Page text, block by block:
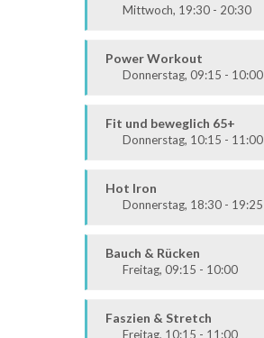
Mittwoch, 19:30 - 20:30
Alle
Power Workout
Donnerstag, 09:15 - 10:00
Mittelstufe
Fit und beweglich 65+
Donnerstag, 10:15 - 11:00
Alle
Hot Iron
Donnerstag, 18:30 - 19:25
Mittelstufe
Bauch & Rücken
Freitag, 09:15 - 10:00
Alle
Faszien & Stretch
Freitag, 10:15 - 11:00